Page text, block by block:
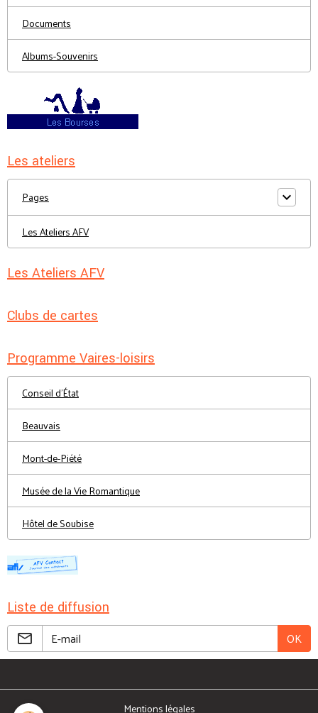
Documents
Albums-Souvenirs
Les ateliers
Pages
Les Ateliers AFV
Les Ateliers AFV
Clubs de cartes
Programme Vaires-loisirs
Conseil d'État
Beauvais
Mont-de-Piété
Musée de la Vie Romantique
Hôtel de Soubise
Liste de diffusion
OK
Mentions légales